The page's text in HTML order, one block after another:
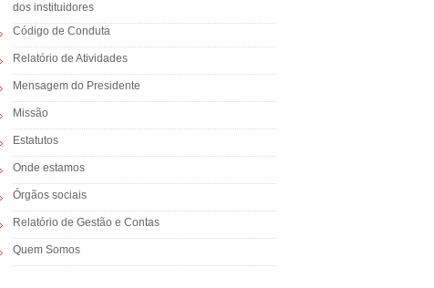
dos instituidores
Código de Conduta
Relatório de Atividades
Mensagem do Presidente
Missão
Estatutos
Onde estamos
Órgãos sociais
Relatório de Gestão e Contas
Quem Somos